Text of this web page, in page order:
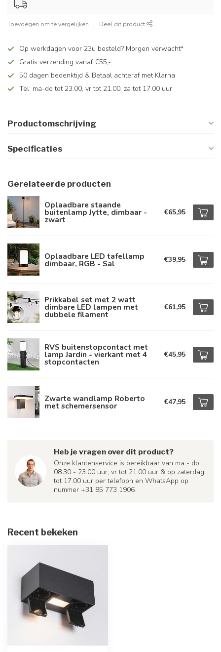
Toevoegen om te vergelijken Deel dit product
Op werkdagen voor 23u besteld? Morgen verwacht*
Gratis verzending vanaf €55,-
50 dagen bedenktijd & Betaal achteraf met Klarna
Tel: ma-do tot 23.00, vr tot 21.00, za tot 17.00 uur
Productomschrijving
Specificaties
Gerelateerde producten
Oplaadbare staande
buitenlamp Jytte, dimbaar -
zwart
€65,95
Oplaadbare LED tafellamp
dimbaar, RGB - Sal €39,95
Prikkabel set met 2 watt
dimbare LED lampen met
dubbele filament
€61,95
RVS buitenstopcontact met
lamp Jardin - vierkant met 4
stopcontacten
€45,95
Zwarte wandlamp Roberto
met schemersensor €47,95
Heb je vragen over dit product?
Onze klantenservice is bereikbaar van ma - do
08.30 - 23.00 uur, vr tot 21.00 uur & op zaterdag
tot 17.00 uur per telefoon en WhatsApp op
nummer +31 85 773 1906
Recent bekeken